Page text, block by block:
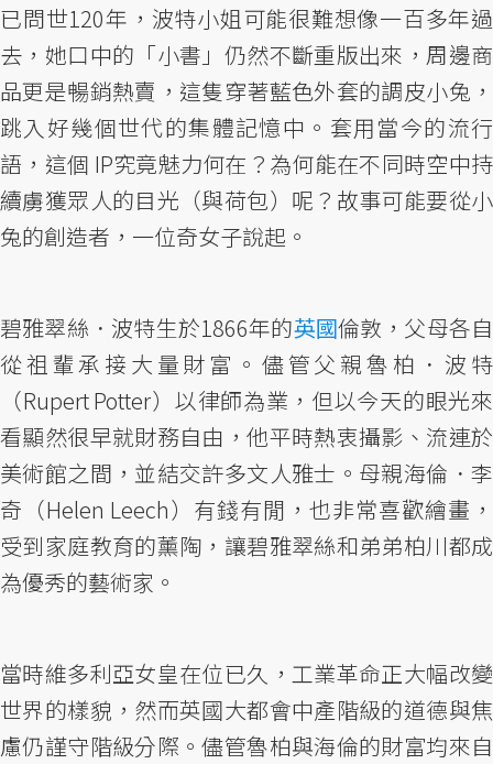
已問世120年，波特小姐可能很難想像一百多年過
去，她口中的「小書」仍然不斷重版出來，周邊商
品更是暢銷熱賣，這隻穿著藍色外套的調皮小兔，
跳入好幾個世代的集體記憶中。套用當今的流行
語，這個 IP究竟魅力何在？為何能在不同時空中持
續虜獲眾人的目光（與荷包）呢？故事可能要從小
兔的創造者，一位奇女子說起。
碧雅翠絲．波特生於1866年的英國倫敦，父母各自
從祖輩承接大量財富。儘管父親魯柏．波特
（Rupert Potter）以律師為業，但以今天的眼光來
看顯然很早就財務自由，他平時熱衷攝影、流連於
美術館之間，並結交許多文人雅士。母親海倫．李
奇（Helen Leech）有錢有閒，也非常喜歡繪畫，
受到家庭教育的薰陶，讓碧雅翠絲和弟弟柏川都成
為優秀的藝術家。
當時維多利亞女皇在位已久，工業革命正大幅改變
世界的樣貌，然而英國大都會中產階級的道德與焦
慮仍謹守階級分際。儘管魯柏與海倫的財富均來自